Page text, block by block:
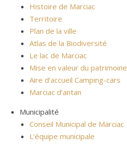
Histoire de Marciac
Territoire
Plan de la ville
Atlas de la Biodiversité
Le lac de Marciac
Mise en valeur du patrimoine
Aire d’accueil Camping-cars
Marciac d’antan
Municipalité
Conseil Municipal de Marciac
L’équipe municipale